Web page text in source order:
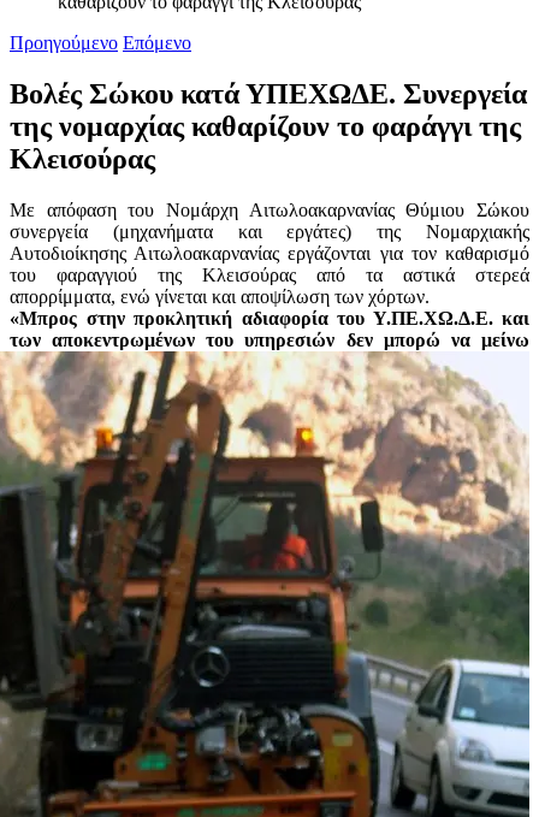
Προηγούμενο Επόμενο
Βολές Σώκου κατά ΥΠΕΧΩΔΕ. Συνεργεία
της νομαρχίας καθαρίζουν το φαράγγι της
Κλεισούρας
Με απόφαση του Νομάρχη Αιτωλοακαρνανίας Θύμιου Σώκου
συνεργεία (μηχανήματα και εργάτες) της Νομαρχιακής
Αυτοδιοίκησης Αιτωλοακαρνανίας εργάζονται για τον καθαρισμό
του φαραγγιού της Κλεισούρας από τα αστικά στερεά
απορρίμματα, ενώ γίνεται και αποψίλωση των χόρτων.
«Μπρος στην προκλητική αδιαφορία του Υ.ΠΕ.ΧΩ.Δ.Ε. και
των αποκεντρωμένων του υπηρεσιών δεν μπορώ να μείνω